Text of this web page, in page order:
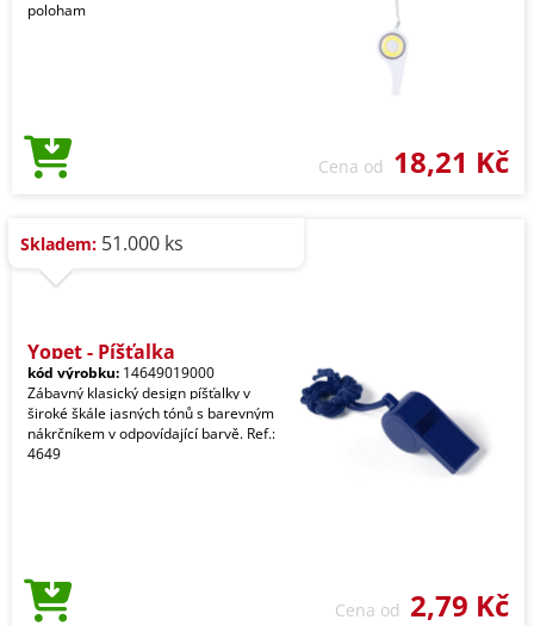
poloham
Cena od 18,21 Kč
Skladem: 51.000 ks
Yopet - Píšťalka
kód výrobku: 14649019000
Zábavný klasický design píšťalky v
široké škále jasných tónů s barevným
nákrčníkem v odpovídající barvě. Ref.:
4649
Cena od 2,79 Kč